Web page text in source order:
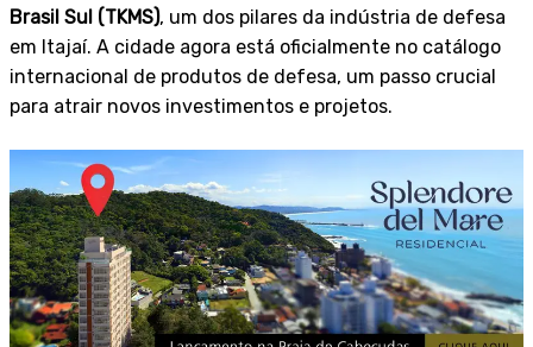
Brasil Sul (TKMS), um dos pilares da indústria de defesa
em Itajaí. A cidade agora está oficialmente no catálogo
internacional de produtos de defesa, um passo crucial
para atrair novos investimentos e projetos.